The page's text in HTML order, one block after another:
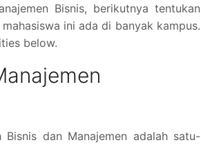
Bisnis, berikutnya tentukan
ini ada di banyak kampus.
below.
dan Manajemen adalah satu-